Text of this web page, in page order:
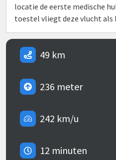
locatie de eerste medische
toestel vliegt deze vlucht als
49 km
236 meter
242 km/u
12 minuten